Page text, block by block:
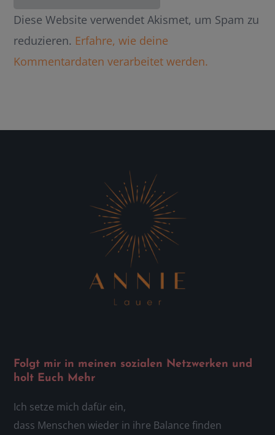
Diese Website verwendet Akismet, um Spam zu
reduzieren. Erfahre, wie deine
Kommentardaten verarbeitet werden.
Folgt mir in meinen sozialen Netzwerken und
holt Euch Mehr
Ich setze mich dafür ein,
dass Menschen wieder in ihre Balance finden